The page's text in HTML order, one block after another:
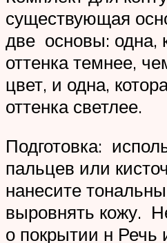
существующая
две основы: одна,
оттенка темнее,
цвет, и одна,
оттенка светлее.
Подготовка:
пальцев или
нанесите
выровнять кожу.
о покрытии н Речь